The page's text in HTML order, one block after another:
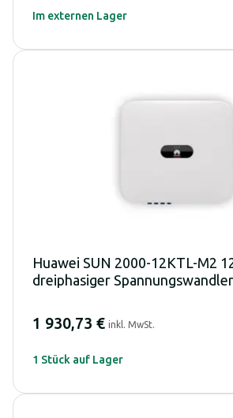
Im externen Lager
Huawei SUN 2000-12KTL-M2
dreiphasiger Spannungswandler
1 930,73 € inkl. MwSt.
1 Stück auf Lager